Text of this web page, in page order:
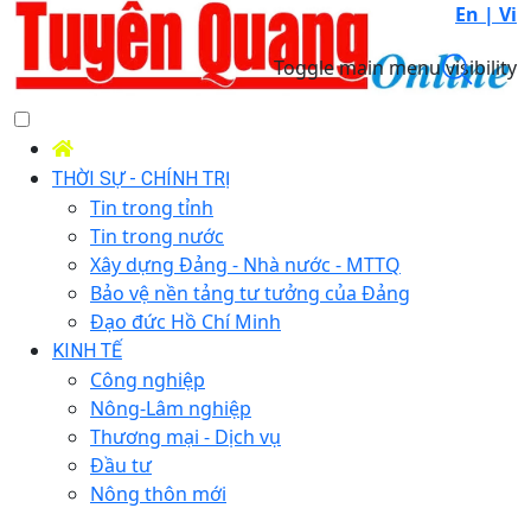
En | Vi
Toggle main menu visibility
THỜI SỰ - CHÍNH TRỊ
Tin trong tỉnh
Tin trong nước
Xây dựng Đảng - Nhà nước - MTTQ
Bảo vệ nền tảng tư tưởng của Đảng
Đạo đức Hồ Chí Minh
KINH TẾ
Công nghiệp
Nông-Lâm nghiệp
Thương mại - Dịch vụ
Đầu tư
Nông thôn mới